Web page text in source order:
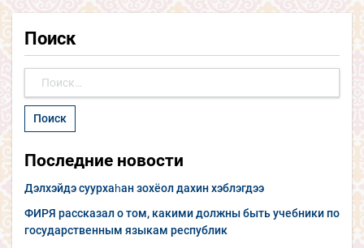
Поиск
Найти:
Последние новости
Дэлхэйдэ суурхаһан зохёол дахин хэблэгдээ
ФИРЯ рассказал о том, какими должны быть учебники по
государственным языкам республик